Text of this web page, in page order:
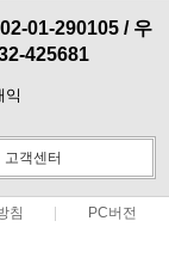
01-290105 / 우
425681
익
고객센터
침 PC버전